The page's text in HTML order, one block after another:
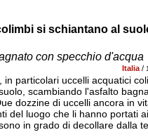
si schiantano al
con specchio d'acqua
Italia/
particolari uccelli acquatici
scambiando l'asfalto
dozzine di uccelli ancora in
del luogo che li hanno portati
in grado di decollare dalla